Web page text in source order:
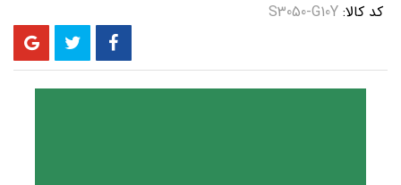
کد کالا S3050-G10Y